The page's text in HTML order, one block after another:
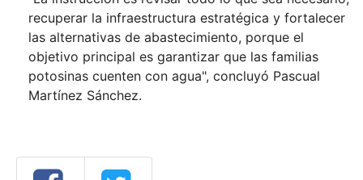
recuperar la infraestructura estratégica y fortalecer
las alternativas de abastecimiento, porque el
objetivo principal es garantizar que las familias
potosinas cuenten con agua", concluyó Pascual
Martínez Sánchez.